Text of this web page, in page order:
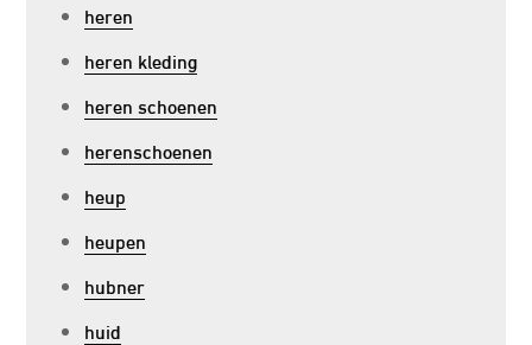
heren
heren kleding
heren schoenen
herenschoenen
heup
heupen
hubner
huid